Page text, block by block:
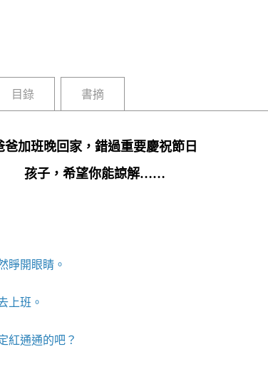
目錄 書摘
爸加班晚回家，錯過重要慶祝節日
孩子，希望你能諒解……
開眼睛。
上班。
通通的吧？